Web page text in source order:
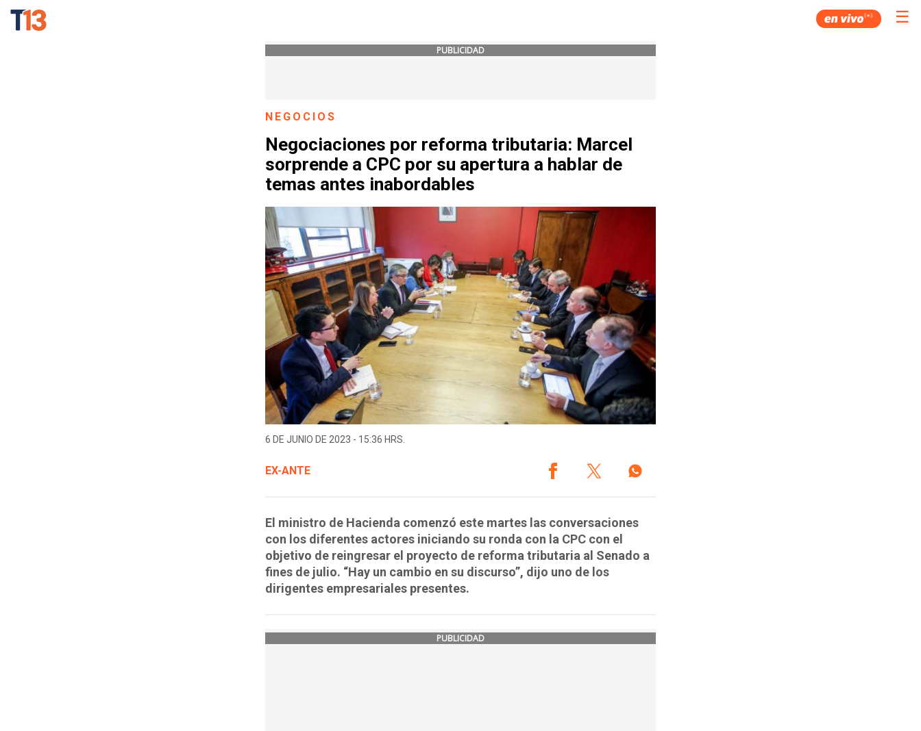
☰
PUBLICIDAD
NEGOCIOS
Negociaciones por reforma tributaria: Marcel
sorprende a CPC por su apertura a hablar de
temas antes inabordables
6 DE JUNIO DE 2023 - 15:36 HRS.
EX-ANTE
El ministro de Hacienda comenzó este martes las conversaciones
con los diferentes actores iniciando su ronda con la CPC con el
objetivo de reingresar el proyecto de reforma tributaria al Senado a
fines de julio. “Hay un cambio en su discurso”, dijo uno de los
dirigentes empresariales presentes.
PUBLICIDAD